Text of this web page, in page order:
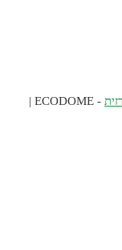
- ECODOME |